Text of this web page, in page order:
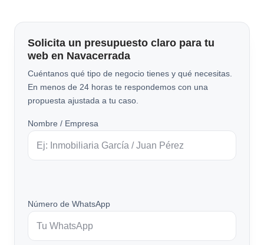
Solicita un presupuesto claro para tu
web en Navacerrada
Cuéntanos qué tipo de negocio tienes y qué necesitas.
En menos de 24 horas te respondemos con una
propuesta ajustada a tu caso.
Nombre / Empresa
Número de WhatsApp